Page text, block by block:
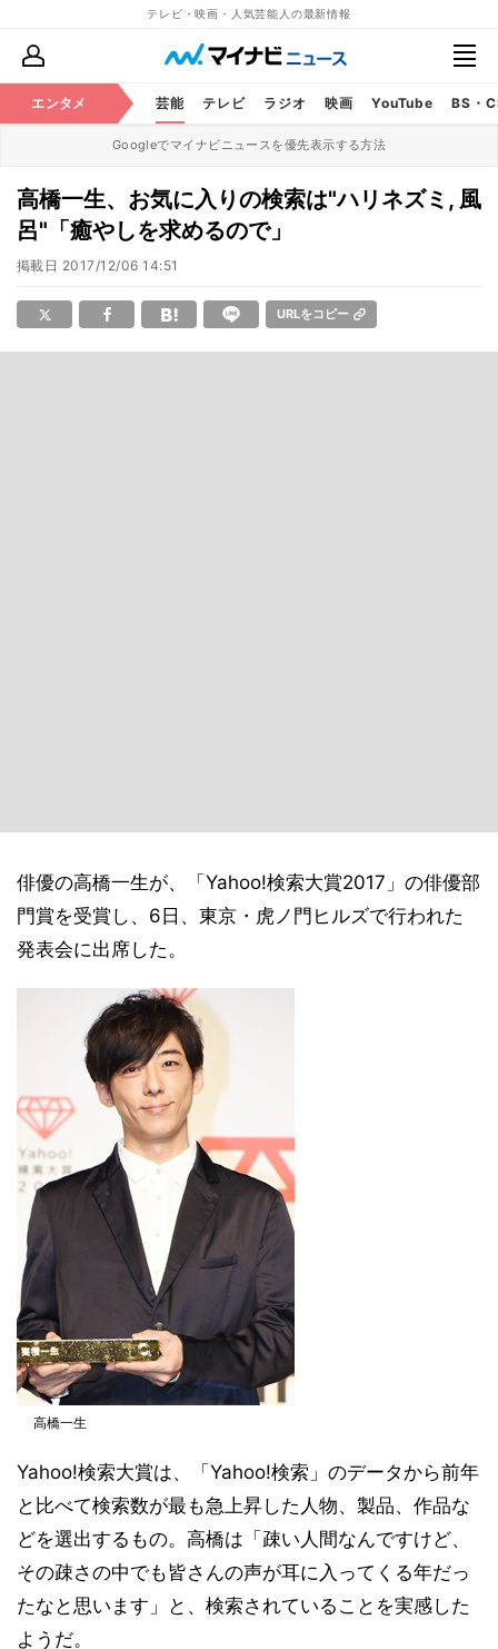
テレビ・映画・人気芸能人の最新情報
エンタメ 芸能 テレビ ラジオ 映画 YouTube BS・
Googleでマイナビニュースを優先表示する方法
高橋一生、お気に入りの検索は"ハリネズミ, 風
呂"「癒やしを求めるので」
掲載日 2017/12/06 14:51
URLをコピー
俳優の高橋一生が、「Yahoo!検索大賞2017」の俳優部
門賞を受賞し、6日、東京・虎ノ門ヒルズで行われた
発表会に出席した。
高橋一生
Yahoo!検索大賞は、「Yahoo!検索」のデータから前年
と比べて検索数が最も急上昇した人物、製品、作品な
どを選出するもの。高橋は「疎い人間なんですけど、
その疎さの中でも皆さんの声が耳に入ってくる年だっ
たなと思います」と、検索されていることを実感した
ようだ。